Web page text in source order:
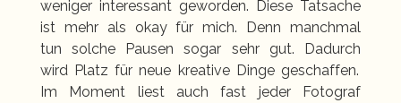
weniger interessant geworden. Diese Tatsache
ist mehr als okay für mich. Denn manchmal
tun solche Pausen sogar sehr gut. Dadurch
wird Platz für neue kreative Dinge geschaffen.
Im Moment liest auch fast jeder Fotograf